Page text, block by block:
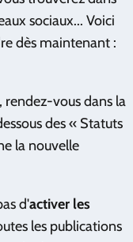
sociaux... Voici
dès maintenant :
rendez-vous dans la
des « Statuts
la nouvelle
d'activer les
les publications